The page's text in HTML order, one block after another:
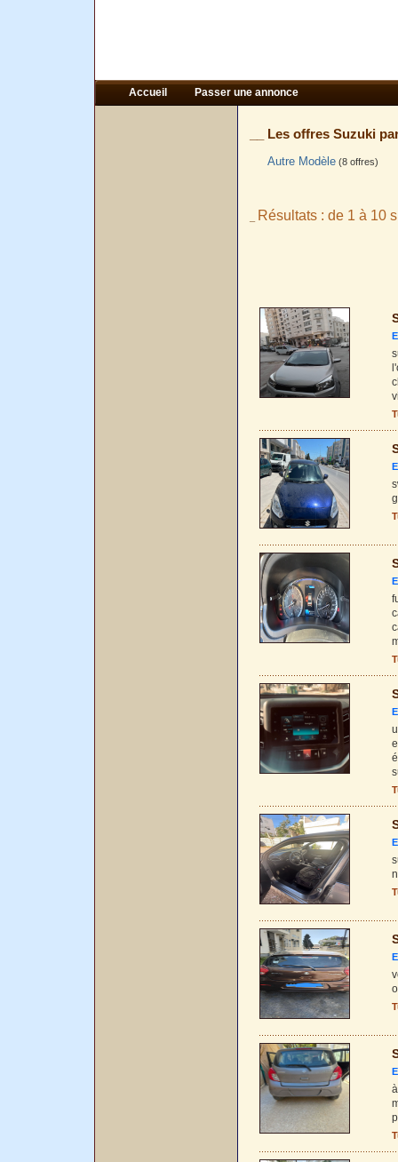
Accueil Passer une annonce
__ Les offres Suzuki
Autre Modèle(8 offres)
Résultats : de 1 à 10